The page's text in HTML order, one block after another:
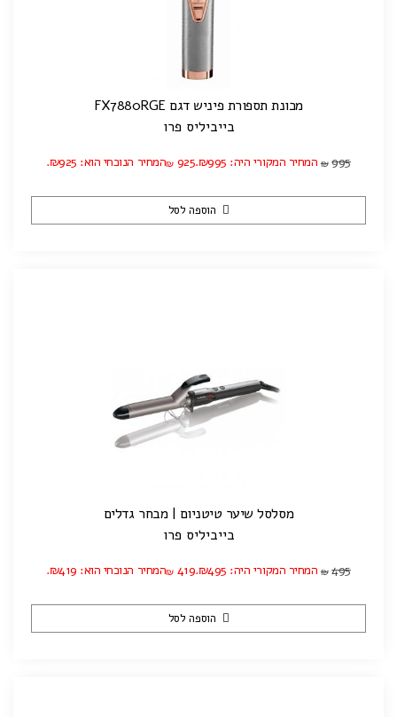
מכונת תספורת פיניש דגם FX7880RGE
בייביליס פרו
₪ 995 המחיר המקורי היה: ₪995. ₪ 925 המחיר הנוכחי הוא: ₪925.
הוספה לסל
מסלסל שיער טיטניום | מבחר גדלים
בייביליס פרו
₪ 495 המחיר המקורי היה: ₪495. ₪ 419 המחיר הנוכחי הוא: ₪419.
הוספה לסל